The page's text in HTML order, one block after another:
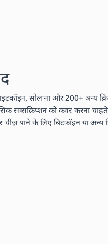
सोलाना और 200+ अन्य
सब्सक्रिप्शन को कवर करना
पाने के लिए बिटकॉइन या अन्य